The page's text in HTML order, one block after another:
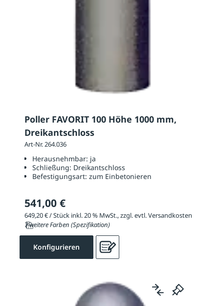
Poller FAVORIT 100 Höhe 1000 mm,
Dreikantschloss
Art-Nr. 264.036
Herausnehmbar: ja
Schließung: Dreikantschloss
Befestigungsart: zum Einbetonieren
541,00 €
649,20 € / Stück inkl. 20 % MwSt., zzgl. evtl. Versandkosten
7 weitere Farben (Spezifikation)
Konfigurieren